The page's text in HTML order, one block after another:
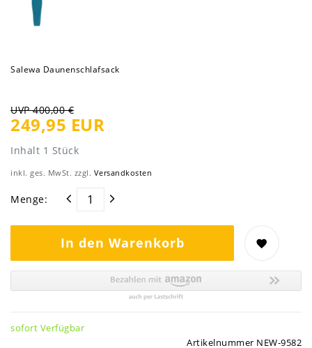
Salewa Daunenschlafsack
UVP 400,00 €
249,95 EUR
Inhalt 1 Stück
inkl. ges. MwSt. zzgl. Versandkosten
Menge:
In den Warenkorb
sofort Verfügbar
Artikelnummer NEW-9582